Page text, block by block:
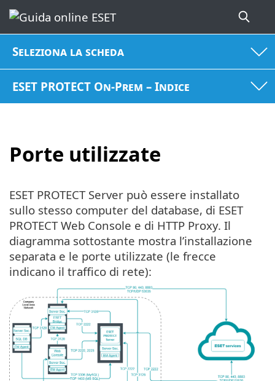
Seleziona la scheda
ESET PROTECT On-Prem – Indice
Porte utilizzate
ESET PROTECT Server può essere installato
sullo stesso computer del database, di ESET
PROTECT Web Console e di HTTP Proxy. Il
diagramma sottostante mostra l’installazione
separata e le porte utilizzate (le frecce
indicano il traffico di rete):